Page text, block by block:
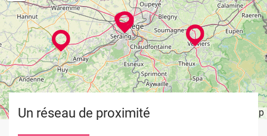
OpenStreetMap
Un réseau de proximité